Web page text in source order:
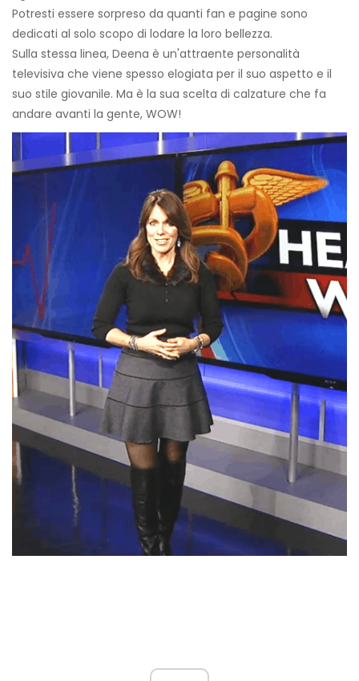
Potresti essere sorpreso da quanti fan e pagine sono
dedicati al solo scopo di lodare la loro bellezza.
Sulla stessa linea, Deena è un'attraente personalità
televisiva che viene spesso elogiata per il suo aspetto e il
suo stile giovanile. Ma è la sua scelta di calzature che fa
andare avanti la gente, WOW!